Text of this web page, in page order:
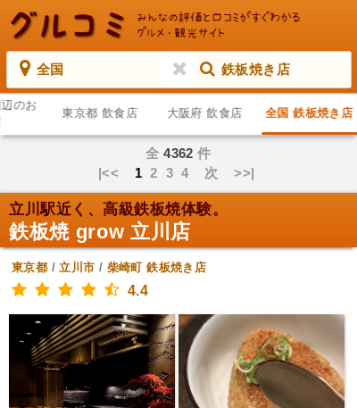
全国 鉄板焼き店
のお
東京都 飲食店 大阪府 飲食店 全国 鉄板焼き店
全4362 件
|<< 12 3 4 次 >>|
立川駅近く、高級鉄板焼体験。
鉄板焼 grow 立川店
東京都 /立川市 / 柴崎町 鉄板焼き店
4.4